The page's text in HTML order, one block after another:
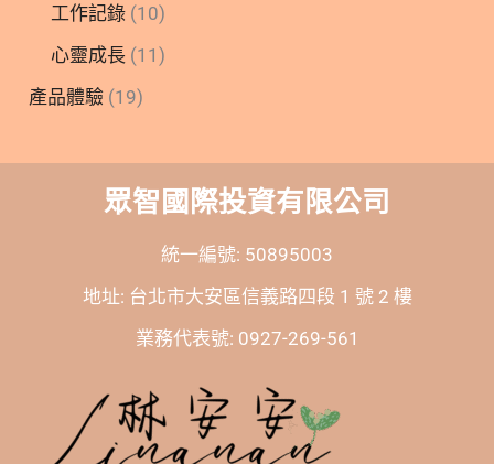
工作記錄 (10)
心靈成長 (11)
產品體驗 (19)
眾智國際投資有限公司
統一編號: 50895003
地址: 台北市大安區信義路四段 1 號 2 樓
業務代表號: 0927-269-561